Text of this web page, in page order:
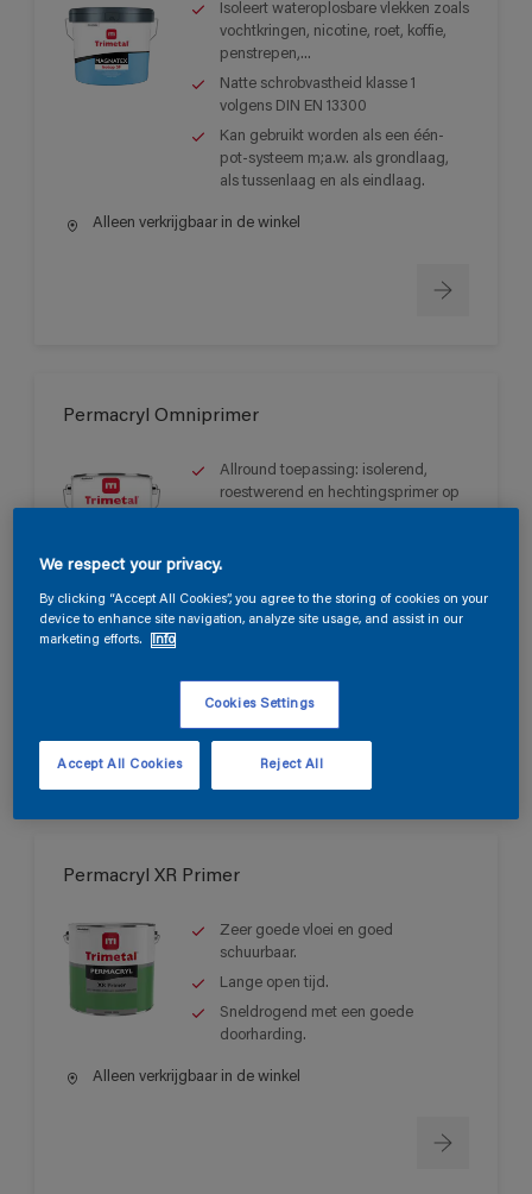
Isoleert wateroplosbare vlekken zoals
vochtkringen, nicotine, roet, koffie,
penstrepen,...
Natte schrobvastheid klasse 1
volgens DIN EN 13300
Kan gebruikt worden als een één-
pot-systeem m;a.w. als grondlaag,
als tussenlaag en als eindlaag.
Alleen verkrijgbaar in de winkel
Permacryl Omniprimer
Allround toepassing: isolerend,
roestwerend en hechtingsprimer op
applicatie.
Voorkomt het doorbloeden van
meeste kleurstoffen en/of
Alleen verkrijgbaar in de winkel
Permacryl XR Primer
Zeer goede vloei en goed
schuurbaar.
Lange open tijd.
Sneldrogend met een goede
doorharding.
Alleen verkrijgbaar in de winkel
We respect your privacy.
By clicking “Accept All Cookies”, you agree to the storing of cookies on your
device to enhance site navigation, analyze site usage, and assist in our
marketing efforts.
Info
Cookies Settings
Reject All
Accept All Cookies